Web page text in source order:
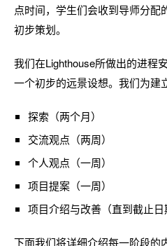
点时间，学生们会收到导师分配
初步策划。
我们在Lighthouse所做出的进程
一个初步的远景设想。我们为建
探索（两个月）
交流观点（两周）
个人观点（一周）
项目提案（一周）
项目介绍与改善（直到截止日
下面我们将详细介绍每一阶段的